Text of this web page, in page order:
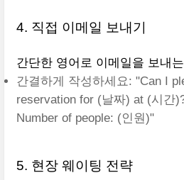
4. 직접 이메일 보내기
간단한 영어로 이메일을 보내
간결하게 작성하세요: "Can I
reservation for (날짜) at (시간
Number of people: (인원)"
5. 현장 웨이팅 전략